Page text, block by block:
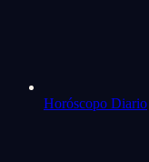
Horóscopo Diario